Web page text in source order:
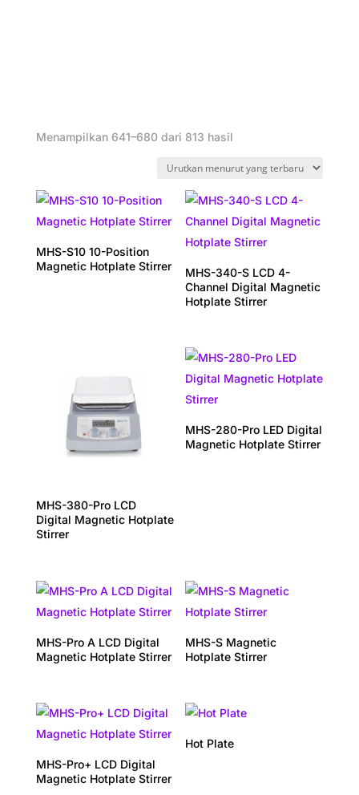
Menampilkan 641–680 dari 813 hasilDiurutkan
yang
MHS-S10 10-Position
Magnetic Hotplate Stirrer
MHS-340-S LCD 4-
Channel Digital Magnetic
Hotplate Stirrer
MHS-380-Pro LCD
Digital Magnetic Hotplate
Stirrer
MHS-280-Pro LED Digital
Magnetic Hotplate Stirrer
MHS-Pro A LCD Digital
Magnetic Hotplate Stirrer
MHS-S Magnetic
Hotplate Stirrer
MHS-Pro+ LCD Digital
Magnetic Hotplate Stirrer
Hot Plate